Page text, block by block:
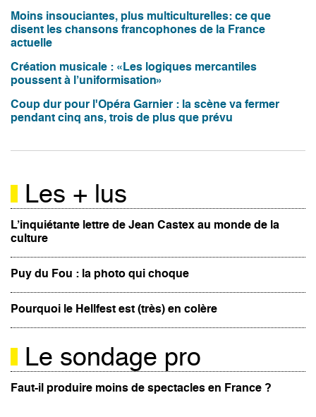
Moins insouciantes, plus multiculturelles: ce que
disent les chansons francophones de la France
actuelle
Création musicale : «Les logiques mercantiles
poussent à l’uniformisation»
Coup dur pour l'Opéra Garnier : la scène va fermer
pendant cinq ans, trois de plus que prévu
Les + lus
L’inquiétante lettre de Jean Castex au monde de la
culture
Puy du Fou : la photo qui choque
Pourquoi le Hellfest est (très) en colère
Le sondage pro
Faut-il produire moins de spectacles en France ?